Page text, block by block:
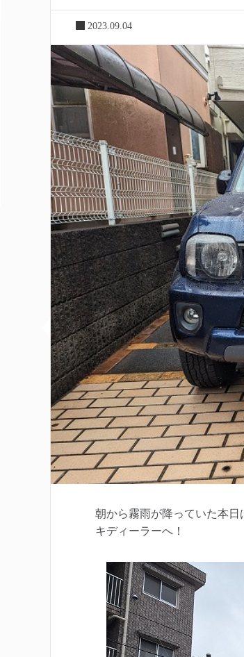
2023.09.04
朝から霧雨が降っていた本
キディーラーへ！